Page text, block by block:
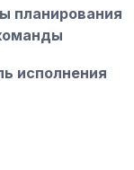
планирования
исполнения